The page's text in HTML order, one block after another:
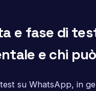
e fase di
e chi
su WhatsApp, in